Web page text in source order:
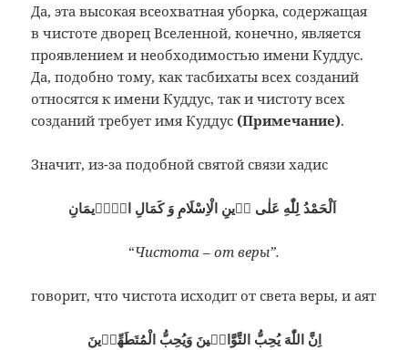
Да, эта высокая всеохватная уборка, содержащая
в чистоте дворец Вселенной, конечно, является
проявлением и необходимостью имени Куддус.
Да, подобно тому, как тасбихаты всех созданий
относятся к имени Куддус, так и чистоту всех
созданий требует имя Куддус (Примечание).
Значит, из-за подобной святой связи хадис
“Чистота – от веры”.
говорит, что чистота исходит от света веры, и аят
اِنَّ اللّٰهَ يُحِبُّ التَّوَّابٖينَ وَيُحِبُّ الْمُتَطَهِّرٖينَ